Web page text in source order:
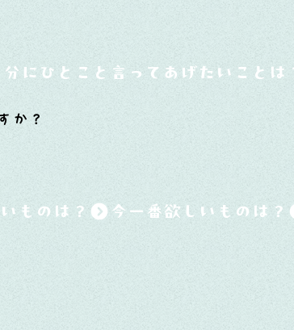
にひとこと言ってあげたいことは
か？
ものは？